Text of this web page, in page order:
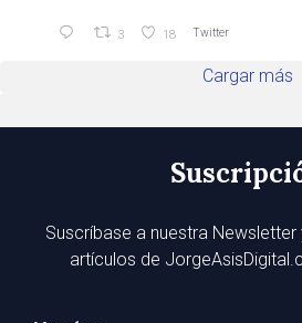
3 18 Twitter
Cargar más
Suscríbase a nuestra
artículos de